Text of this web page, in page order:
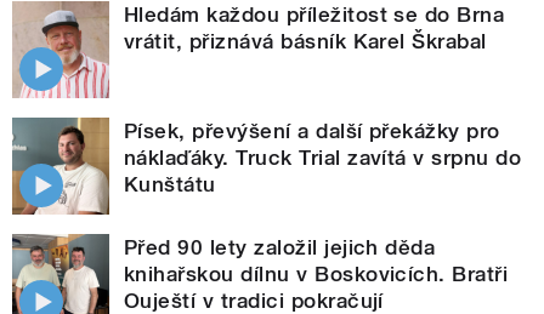
Hledám každou příležitost se do Brna
vrátit, přiznává básník Karel Škrabal
Písek, převýšení a další překážky pro
náklaďáky. Truck Trial zavítá v srpnu do
Kunštátu
Před 90 lety založil jejich děda
knihařskou dílnu v Boskovicích. Bratři
Ouještí v tradici pokračují